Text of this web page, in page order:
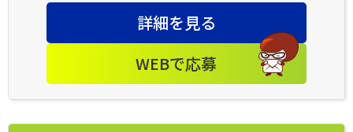
詳細を見る
WEBで応募